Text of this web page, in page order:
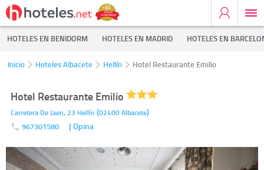
HOTELES EN BENIDORM HOTELES EN MADRID HOTELES EN
Inicio Hoteles Albacete Hellín Hotel Restaurante Emilio
Hotel Restaurante Emilio
Carretera De Jaen, 23 Hellín (02400Albacete)
967301580 | Opina